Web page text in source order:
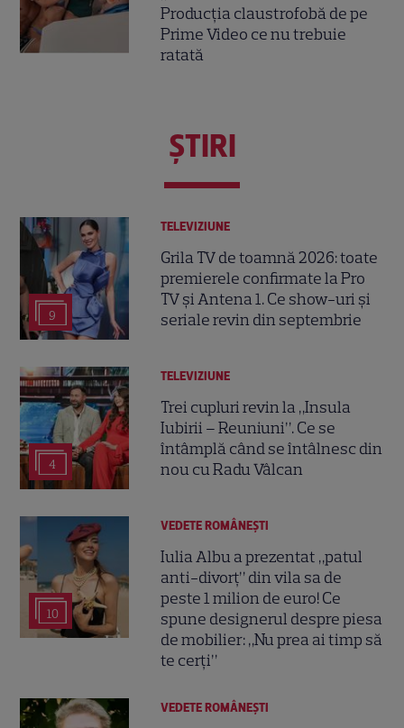
Producția claustrofobă de pe
Prime Video ce nu trebuie
ratată
ŞTIRI
9
TELEVIZIUNE
Grila TV de toamnă 2026: toate
premierele confirmate la Pro
TV și Antena 1. Ce show-uri și
seriale revin din septembrie
4
TELEVIZIUNE
Trei cupluri revin la „Insula
Iubirii – Reuniuni”. Ce se
întâmplă când se întâlnesc din
nou cu Radu Vâlcan
10
VEDETE ROMÂNEŞTI
Iulia Albu a prezentat „patul
anti-divorț” din vila sa de
peste 1 milion de euro! Ce
spune designerul despre piesa
de mobilier: „Nu prea ai timp să
te cerți”
VEDETE ROMÂNEŞTI